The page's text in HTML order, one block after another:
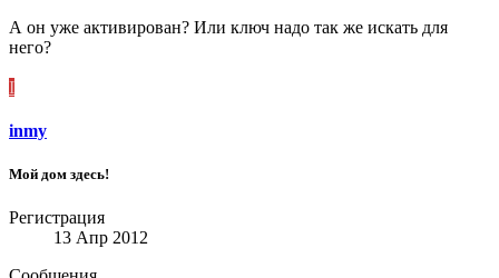
А он уже активирован? Или ключ надо так же искать для
него?
I
inmy
Мой дом здесь!
Регистрация
13 Апр 2012